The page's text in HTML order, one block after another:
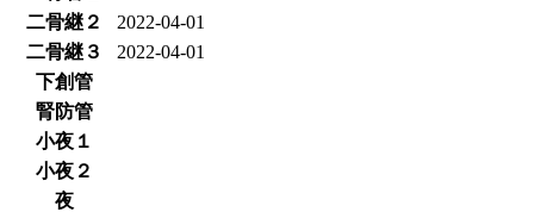
二骨継２
2022-04-01
二骨継３
2022-04-01
下創管
腎防管
小夜１
小夜２
夜